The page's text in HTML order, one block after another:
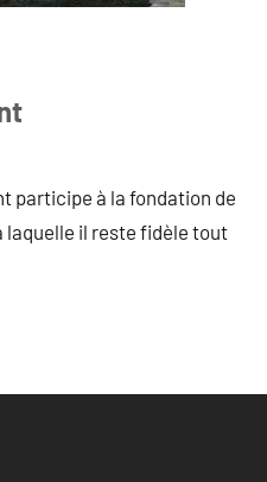
participe à la fondation de
laquelle il reste fidèle tout